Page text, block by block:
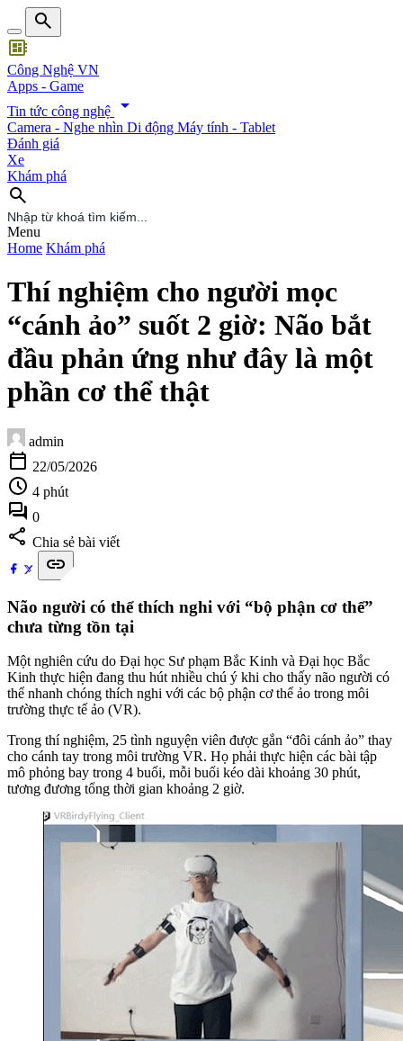
search
developer_board
Công Nghệ VN
Apps - Game
Tin tức công nghệ
arrow_drop_down
Camera - Nghe nhìn Di động Máy tính - Tablet
Đánh giá
Xe
Khám phá
search
search
Menu
Home Khám phá
Thí nghiệm cho người mọc
“cánh ảo” suốt 2 giờ: Não bắt
đầu phản ứng như đây là một
phần cơ thể thật
admin
calendar_today 22/05/2026
schedule 4 phút
forum 0
share Chia sẻ bài viết
link
Não người có thể thích nghi với “bộ phận cơ thể”
chưa từng tồn tại
Một nghiên cứu do Đại học Sư phạm Bắc Kinh và Đại học Bắc
Kinh thực hiện đang thu hút nhiều chú ý khi cho thấy não người có
thể nhanh chóng thích nghi với các bộ phận cơ thể ảo trong môi
trường thực tế ảo (VR).
Trong thí nghiệm, 25 tình nguyện viên được gắn “đôi cánh ảo” thay
cho cánh tay trong môi trường VR. Họ phải thực hiện các bài tập
mô phỏng bay trong 4 buổi, mỗi buổi kéo dài khoảng 30 phút,
tương đương tổng thời gian khoảng 2 giờ.